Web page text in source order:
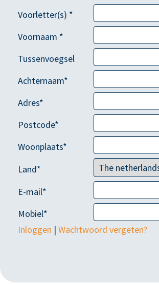
Voorletter(s) *
Voornaam *
Tussenvoegsel
Achternaam*
Adres*
Postcode*
Woonplaats*
Land*
E-mail*
Mobiel*
Inloggen | Wachtwoord vergeten?